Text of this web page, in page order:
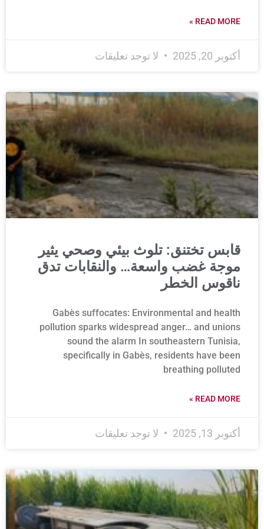
READ MORE »
أكتوبر 20, 2025 لا توجد تعليقات
قابس تختنق: تلوث بيئي وصحي يثير
موجة غضب واسعة… والنقابات تدق
ناقوس الخطر
Gabès suffocates: Environmental and health
pollution sparks widespread anger… and unions
sound the alarm In southeastern Tunisia,
specifically in Gabès, residents have been
breathing polluted
READ MORE »
أكتوبر 13, 2025 لا توجد تعليقات